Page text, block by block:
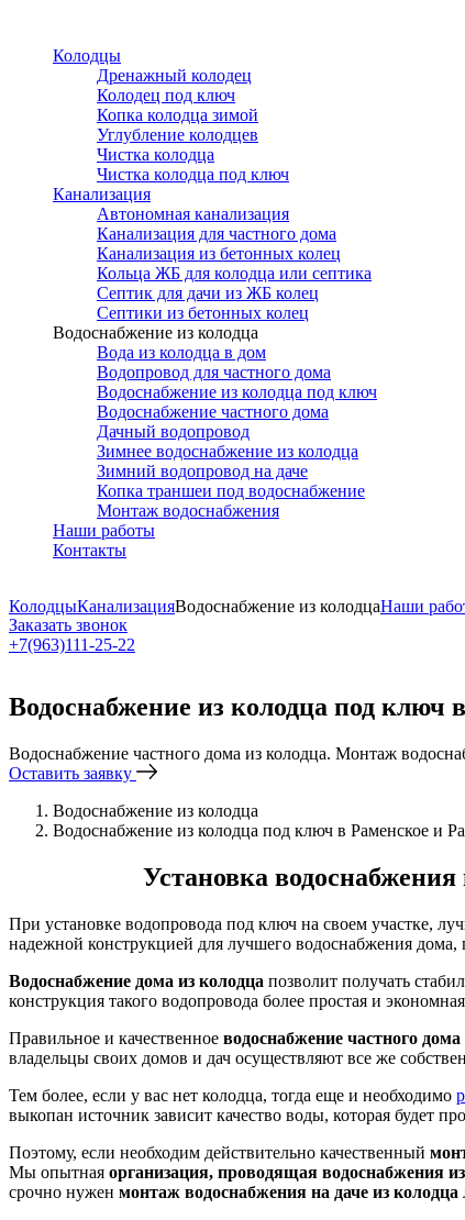
основному
содержанию
Колодцы
Дренажный колодец
Колодец под ключ
Копка колодца зимой
Углубление колодцев
Чистка колодца
Чистка колодца под ключ
Канализация
Автономная канализация
Канализация для частного дома
Канализация из бетонных колец
Кольца ЖБ для колодца или септика
Септик для дачи из ЖБ колец
Септики из бетонных колец
Водоснабжение из колодца
Вода из колодца в дом
Водопровод для частного дома
Водоснабжение из колодца под ключ
Водоснабжение частного дома
Дачный водопровод
Зимнее водоснабжение из колодца
Зимний водопровод на даче
Копка траншеи под водоснабжение
Монтаж водоснабжения
Наши работы
Контакты
КолодцыКанализацияВодоснабжение из колодцаНаши
Заказать звонок
+7(963)111-25-22
Водоснабжение из колодца под ключ
Водоснабжение частного дома из колодца. Монтаж
Оставить заявку
Водоснабжение из колодца
Водоснабжение из колодца под ключ в Раменское и
Установка
При установке водопровода под ключ на своем участке,
надежной конструкцией для лучшего водоснабжения дома,
Водоснабжение дома из колодца позволит получать
конструкция такого водопровода более простая и
Правильное и качественное водоснабжение частного дома
владельцы своих домов и дач осуществляют все же
Тем более, если у вас нет колодца, тогда еще и необходимо
выкопан источник зависит качество воды, которая будет
Поэтому, если необходим действительно качественный
Мы опытная организация, проводящая водоснабжения
срочно нужен монтаж водоснабжения на даче из колодца